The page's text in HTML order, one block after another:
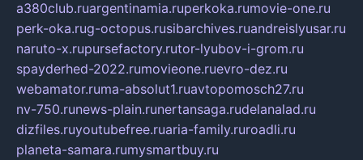
a380club.ruargentinamia.ruperkoka.rumovie-one.ru
perk-oka.rug-octopus.rusibarchives.ruandreislyusar.ru
naruto-x.rupursefactory.rutor-lyubov-i-grom.ru
spayderhed-2022.rumovieone.ruevro-dez.ru
webamator.ruma-absolut1.ruavtopomosch27.ru
nv-750.runews-plain.runertansaga.rudelanalad.ru
dizfiles.ruyoutubefree.ruaria-family.ruroadli.ru
planeta-samara.rumysmartbuy.ru